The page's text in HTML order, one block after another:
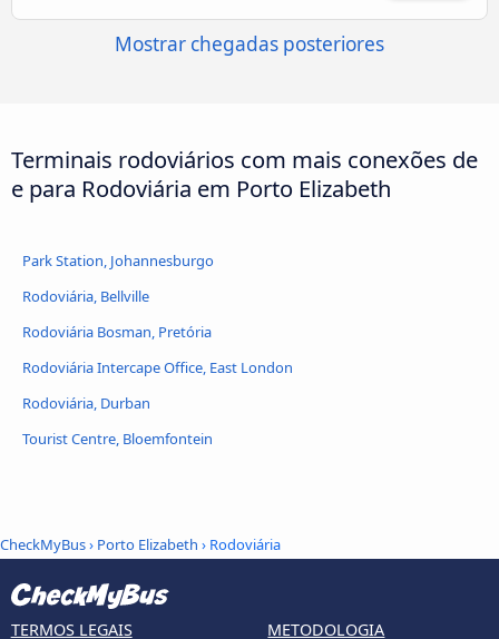
Mostrar chegadas posteriores
Terminais rodoviários com mais conexões de
e para Rodoviária em Porto Elizabeth
Park Station, Johannesburgo
Rodoviária, Bellville
Rodoviária Bosman, Pretória
Rodoviária Intercape Office, East London
Rodoviária, Durban
Tourist Centre, Bloemfontein
CheckMyBus› Porto Elizabeth › Rodoviária
TERMOS LEGAIS METODOLOGIA